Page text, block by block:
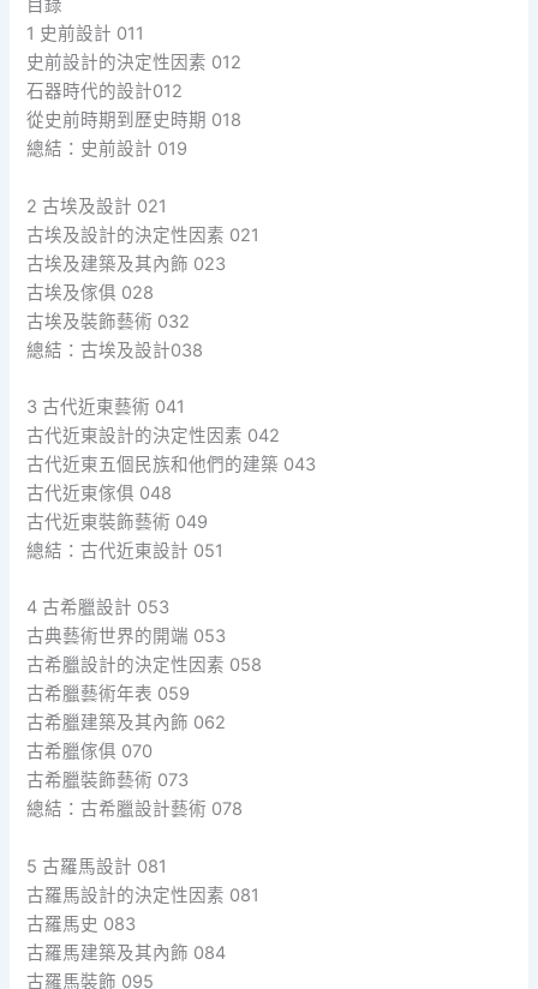
目錄
1 史前設計 011
史前設計的決定性因素 012
石器時代的設計012
從史前時期到歷史時期 018
總結：史前設計 019
2 古埃及設計 021
古埃及設計的決定性因素 021
古埃及建築及其內飾 023
古埃及傢俱 028
古埃及裝飾藝術 032
總結：古埃及設計038
3 古代近東藝術 041
古代近東設計的決定性因素 042
古代近東五個民族和他們的建築 043
古代近東傢俱 048
古代近東裝飾藝術 049
總結：古代近東設計 051
4 古希臘設計 053
古典藝術世界的開端 053
古希臘設計的決定性因素 058
古希臘藝術年表 059
古希臘建築及其內飾 062
古希臘傢俱 070
古希臘裝飾藝術 073
總結：古希臘設計藝術 078
5 古羅馬設計 081
古羅馬設計的決定性因素 081
古羅馬史 083
古羅馬建築及其內飾 084
古羅馬裝飾 095